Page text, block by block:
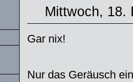
Mittwoch, 18.
Gar nix!
Nur das Geräusch